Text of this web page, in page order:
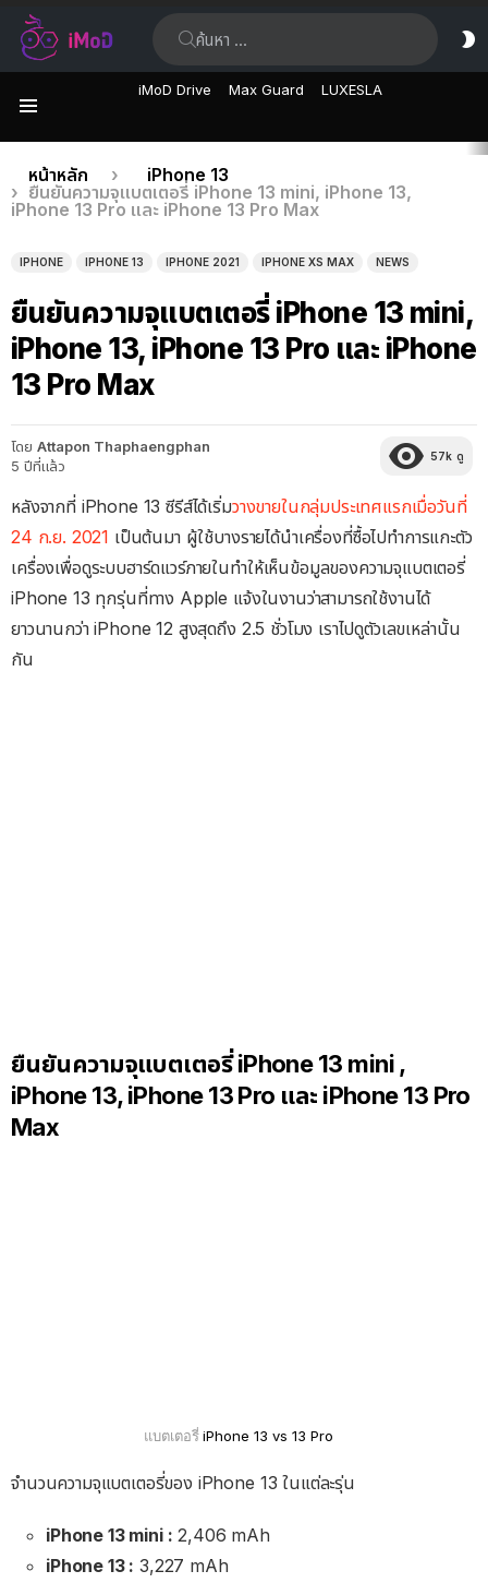
iMoD Drive Max Guard LUXESLA
เรื่อง
ล่าสุด
คุณอยู่ที่นี่:
หน้าหลัก
iPhone 13
ยืนยันความจุแบตเตอรี่ iPhone 13 mini, iPhone 13,
iPhone 13 Pro และ iPhone 13 Pro Max
IPHONE IPHONE 13 IPHONE 2021 IPHONE XS MAX NEWS
ยืนยันความจุแบตเตอรี่ iPhone 13 mini,
iPhone 13, iPhone 13 Pro และ iPhone
13 Pro Max
โดย Attapon Thaphaengphan
5 ปีที่แล้ว
57k ดู
หลังจากที่ iPhone 13 ซีรีส์ได้เริ่มวางขายในกลุ่มประเทศแรกเมื่อวันที่
24 ก.ย. 2021 เป็นต้นมา ผู้ใช้บางรายได้นำเครื่องที่ซื้อไปทำการแกะตัว
เครื่องเพื่อดูระบบฮาร์ดแวร์ภายในทำให้เห็นข้อมูลของความจุแบตเตอรี่
iPhone 13 ทุกรุ่นที่ทาง Apple แจ้งในงานว่าสามารถใช้งานได้
ยาวนานกว่า iPhone 12 สูงสุดถึง 2.5 ชั่วโมง เราไปดูตัวเลขเหล่านั้น
กัน
ยืนยันความจุแบตเตอรี่ iPhone 13 mini ,
iPhone 13, iPhone 13 Pro และ iPhone 13 Pro
Max
แบตเตอรี่ iPhone 13 vs 13 Pro
จำนวนความจุแบตเตอรี่ของ iPhone 13 ในแต่ละรุ่น
iPhone 13 mini : 2,406 mAh
iPhone 13 : 3,227 mAh